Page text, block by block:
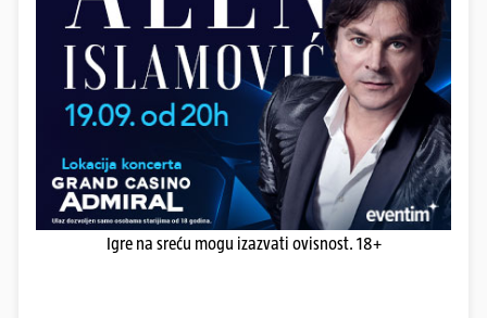
Igre na sreću mogu izazvati ovisnost. 18+